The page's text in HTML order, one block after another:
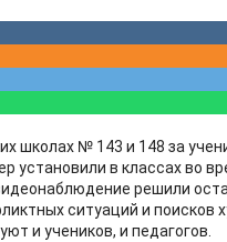
школах № 143 и 148 за
установили в классах во
решили
ситуаций и поисков
и учеников, и педагогов.